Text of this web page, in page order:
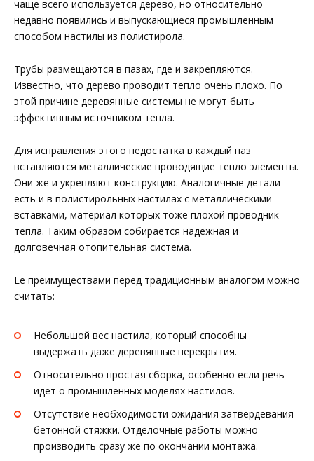
чаще всего используется дерево, но относительно
недавно появились и выпускающиеся промышленным
способом настилы из полистирола.
Трубы размещаются в пазах, где и закрепляются.
Известно, что дерево проводит тепло очень плохо. По
этой причине деревянные системы не могут быть
эффективным источником тепла.
Для исправления этого недостатка в каждый паз
вставляются металлические проводящие тепло элементы.
Они же и укрепляют конструкцию. Аналогичные детали
есть и в полистирольных настилах с металлическими
вставками, материал которых тоже плохой проводник
тепла. Таким образом собирается надежная и
долговечная отопительная система.
Ее преимуществами перед традиционным аналогом можно
считать:
Небольшой вес настила, который способны
выдержать даже деревянные перекрытия.
Относительно простая сборка, особенно если речь
идет о промышленных моделях настилов.
Отсутствие необходимости ожидания затвердевания
бетонной стяжки. Отделочные работы можно
производить сразу же по окончании монтажа.